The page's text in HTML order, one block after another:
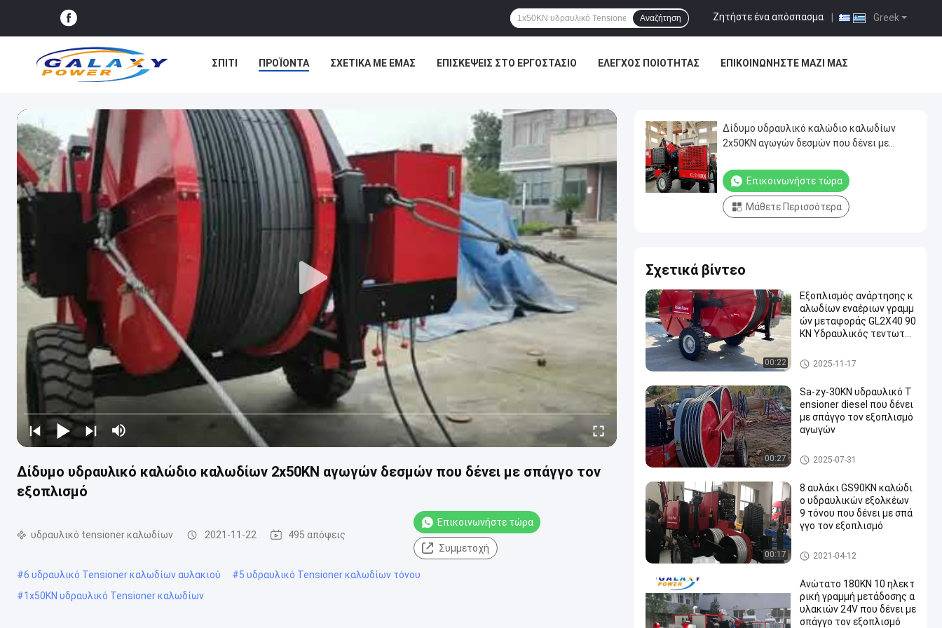
Greek
Ζητήστε ένα απόσπασμα
Αναζήτηση
ΣΠΊΤΙ ΠΡΟΪΌΝΤΑ ΣΧΕΤΙΚΆ ΜΕ ΕΜΆΣ ΕΠΙΣΚΈΨΕΙΣ ΣΤΟ ΕΡΓΟΣΤΆΣΙΟ ΈΛΕΓΧΟΣ ΠΟΙΌΤΗΤΑΣ ΕΠΙΚΟΙΝΩΝΉΣΤΕ ΜΑΖΊ ΜΑΣ
Δίδυμο υδραυλικό καλώδιο καλωδίων 2x50KN αγωγών δεσμών που δένει με σπάγγο τον
εξοπλισμό
υδραυλικό tensioner καλωδίων 2021-11-22 495 απόψεις
Επικοινωνήστε τώρα
Συμμετοχή
#6 υδραυλικό Tensioner καλωδίων αυλακιού #5 υδραυλικό Tensioner καλωδίων τόνου
#1x50KN υδραυλικό Tensioner καλωδίων
Δίδυμο υδραυλικό καλώδιο καλωδίων
2x50KN αγωγών δεσμών που δένει με
Επικοινωνήστε τώρα
Μάθετε Περισσότερα
Σχετικά βίντεο
00:22
Εξοπλισμός ανάρτησης κ
αλωδίων εναέριων γραμμ
ών μεταφοράς GL2X40 90
KN Υδραυλικός τεντωτήρ
ωγών
υδραυλικό tensioner καλωδί
ων
2025-11-17
00:27
Sa-zy-30KN υδραυλικό T
ensioner diesel που δένει
με σπάγγο τον εξοπλισμό
αγωγών
υδραυλικό tensioner καλωδί
ων
2025-07-31
00:17
8 αυλάκι GS90KN καλώδι
ο υδραυλικών εξολκέων
9 τόνου που δένει με σπά
γγο τον εξοπλισμό
ηλεκτροφόρο καλώδιο που δ
ένει με σπάγγο τον εξοπλισμ
2021-04-12
Ανώτατο 180KN 10 ηλεκτ
ρική γραμμή μετάδοσης α
υλακιών 24V που δένει με
σπάγγο τον εξοπλισμό